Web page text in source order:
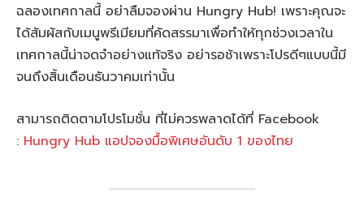
ฉลองเทศกาลนี้ อย่าลืมจองผ่าน Hungry Hub! เพราะคุณจะ
ได้สัมผัสกับเมนูพรีเมียมที่คัดสรรมาเพื่อทำให้ทุกช่วงเวลาใน
เทศกาลนี้น่าจดจำอย่างแท้จริง อย่ารอช้าเพราะโปรดีๆแบบนี้มี
จนถึงสิ้นเดือนธันวาคมเท่านั้น
สามารถติดตามโปรโมชั่น ที่ไม่ควรพลาดได้ที่ Facebook
: Hungry Hub แอปจองมื้อพิเศษอันดับ 1 ของไทย